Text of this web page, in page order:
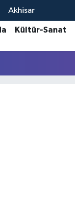
Akhisar
Kültür-Sanat